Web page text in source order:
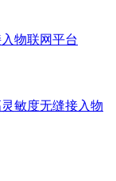
物联网平台
敏度无缝接入物